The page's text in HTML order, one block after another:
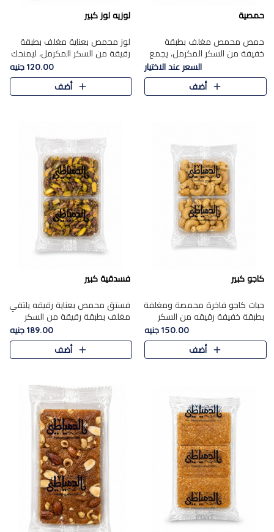
حمصية
حمص محمص مغلف بطبقة
خفيفة من السكر المكرمل، يجمع
بين القرمشة المميزة والطعم
الشرقي الأصيل في واحدة من أشهر
حلويات الموسم.
السعر عند الاختيار
أضف
لوزيه لوز كبير
لوز محمص بعناية مغلف بطبقة
رقيقة من السكر المكرمل، ليمنحك
قرمشة راقية ونكهة غنية تبرز
فخامة اللوز في كل قطعة.
120.00 جنيه
أضف
كاجو كبير
حبات كاجو فاخرة محمصة ومغلفة
بطبقة خفيفة رقيقه من السكر
المكرمل، تجمع بين توازن النعومة
زبدية غنية فاخرة والقرمشة
المرضية في حلوى شرقية بطاب..
150.00 جنيه
أضف
فسدقية كبير
فستق محمص بعناية رقيقه يلتقي
مغلف بطبقة رقيقة من السكر
المكرمل، ليقدم مذاقًا فاخرًا حلوي
شرقية فاخرة ونكهة غنية ناتي تميز
كل قطعة و قوام هش
189.00 جنيه
أضف